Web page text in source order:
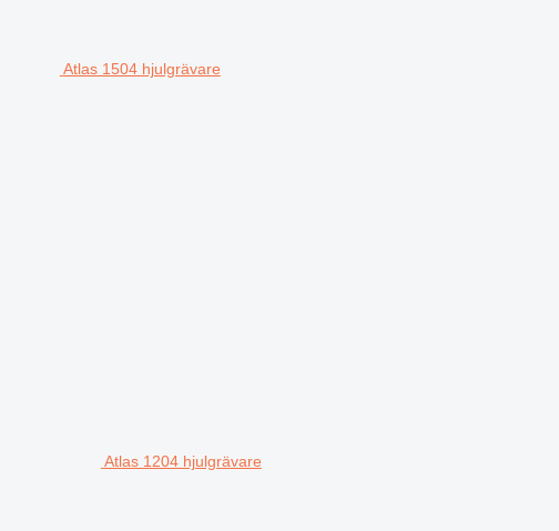
Atlas 1504 hjulgrävare
Atlas 1204 hjulgrävare